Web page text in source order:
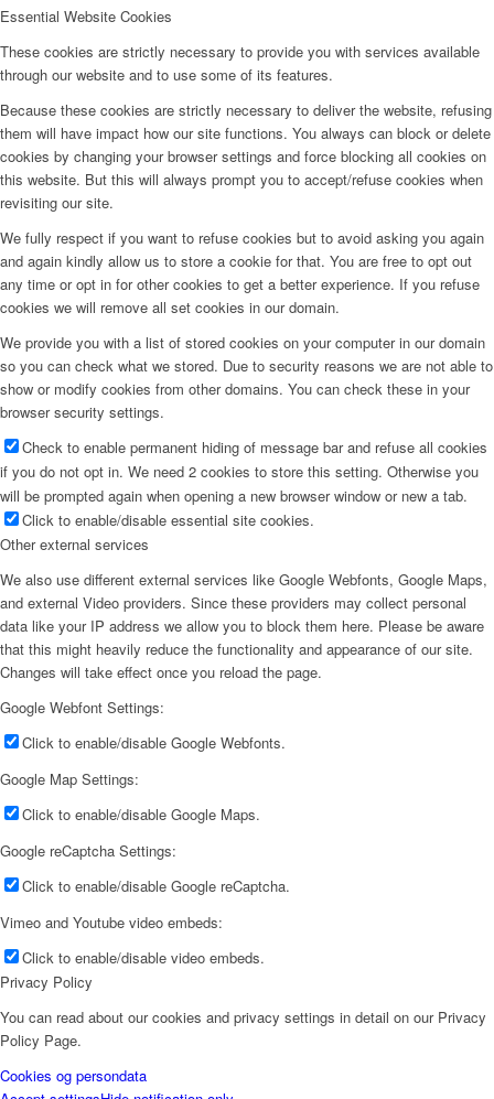
Essential Website Cookies
These cookies are strictly necessary to provide you with services available
through our website and to use some of its features.
Because these cookies are strictly necessary to deliver the website, refusing
them will have impact how our site functions. You always can block or delete
cookies by changing your browser settings and force blocking all cookies on
this website. But this will always prompt you to accept/refuse cookies when
revisiting our site.
We fully respect if you want to refuse cookies but to avoid asking you again
and again kindly allow us to store a cookie for that. You are free to opt out
any time or opt in for other cookies to get a better experience. If you refuse
cookies we will remove all set cookies in our domain.
We provide you with a list of stored cookies on your computer in our domain
so you can check what we stored. Due to security reasons we are not able to
show or modify cookies from other domains. You can check these in your
browser security settings.
Check to enable permanent hiding of message bar and refuse all cookies
if you do not opt in. We need 2 cookies to store this setting. Otherwise you
will be prompted again when opening a new browser window or new a tab.
Click to enable/disable essential site cookies.
Other external services
We also use different external services like Google Webfonts, Google Maps,
and external Video providers. Since these providers may collect personal
data like your IP address we allow you to block them here. Please be aware
that this might heavily reduce the functionality and appearance of our site.
Changes will take effect once you reload the page.
Google Webfont Settings:
Click to enable/disable Google Webfonts.
Google Map Settings:
Click to enable/disable Google Maps.
Google reCaptcha Settings:
Click to enable/disable Google reCaptcha.
Vimeo and Youtube video embeds:
Click to enable/disable video embeds.
Privacy Policy
You can read about our cookies and privacy settings in detail on our Privacy
Policy Page.
Cookies og persondata